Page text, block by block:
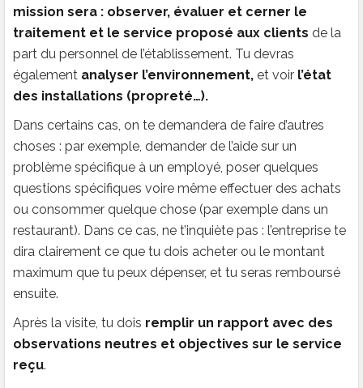
mission sera : observer, évaluer et cerner le
traitement et le service proposé aux clients de la
part du personnel de l’établissement. Tu devras
également analyser l’environnement, et voir l’état
des installations (propreté…).
Dans certains cas, on te demandera de faire d’autres
choses : par exemple, demander de l’aide sur un
problème spécifique à un employé, poser quelques
questions spécifiques voire même effectuer des achats
ou consommer quelque chose (par exemple dans un
restaurant). Dans ce cas, ne t’inquiète pas : l’entreprise te
dira clairement ce que tu dois acheter ou le montant
maximum que tu peux dépenser, et tu seras remboursé
ensuite.
Après la visite, tu dois remplir un rapport avec des
observations neutres et objectives sur le service
reçu.